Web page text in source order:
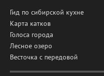
Гид по сибирской кухне
Карта катков
Голоса города
Лесное озеро
Весточка с передовой